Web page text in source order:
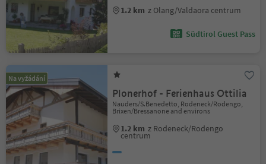
1.2 km z Olang/Valdaora centrum
Südtirol Guest Pass
Na vyžádání
Plonerhof - Ferienhaus Ottilia
Nauders/S.Benedetto, Rodeneck/Rodengo,
Brixen/Bressanone and environs
1.2 km z Rodeneck/Rodengo
centrum